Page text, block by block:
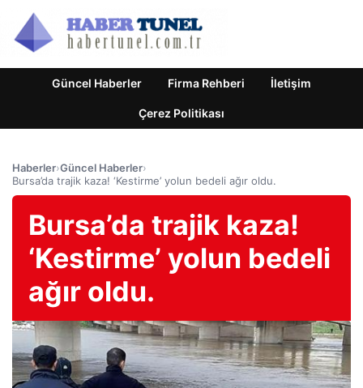
Güncel Haberler Firma Rehberi İletişim
Çerez Politikası
Haberler›Güncel Haberler›
Bursa’da trajik kaza! ‘Kestirme’ yolun bedeli ağır oldu.
Bursa’da trajik kaza!
‘Kestirme’ yolun bedeli
ağır oldu.